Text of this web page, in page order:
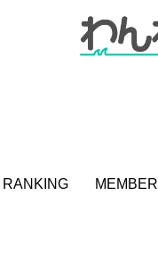
RANKING MEMBER